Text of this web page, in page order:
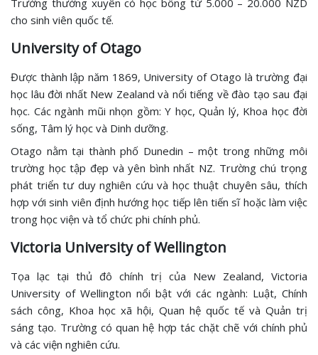
Trường thường xuyên có học bổng từ 5.000 – 20.000 NZD
cho sinh viên quốc tế.
University of Otago
Được thành lập năm 1869, University of Otago là trường đại
học lâu đời nhất New Zealand và nổi tiếng về đào tạo sau đại
học. Các ngành mũi nhọn gồm: Y học, Quản lý, Khoa học đời
sống, Tâm lý học và Dinh dưỡng.
Otago nằm tại thành phố Dunedin – một trong những môi
trường học tập đẹp và yên bình nhất NZ. Trường chú trọng
phát triển tư duy nghiên cứu và học thuật chuyên sâu, thích
hợp với sinh viên định hướng học tiếp lên tiến sĩ hoặc làm việc
trong học viện và tổ chức phi chính phủ.
Victoria University of Wellington
Tọa lạc tại thủ đô chính trị của New Zealand, Victoria
University of Wellington nổi bật với các ngành: Luật, Chính
sách công, Khoa học xã hội, Quan hệ quốc tế và Quản trị
sáng tạo. Trường có quan hệ hợp tác chặt chẽ với chính phủ
và các viện nghiên cứu.